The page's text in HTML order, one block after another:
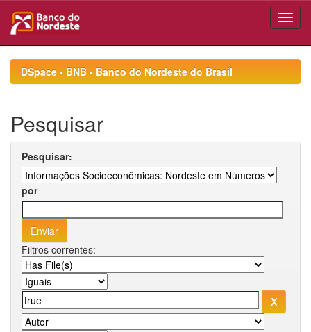
navigationDSpace - BNB - Banco do Nordeste do Brasil
Pesquisar
Pesquisar:
por
Filtros correntes: